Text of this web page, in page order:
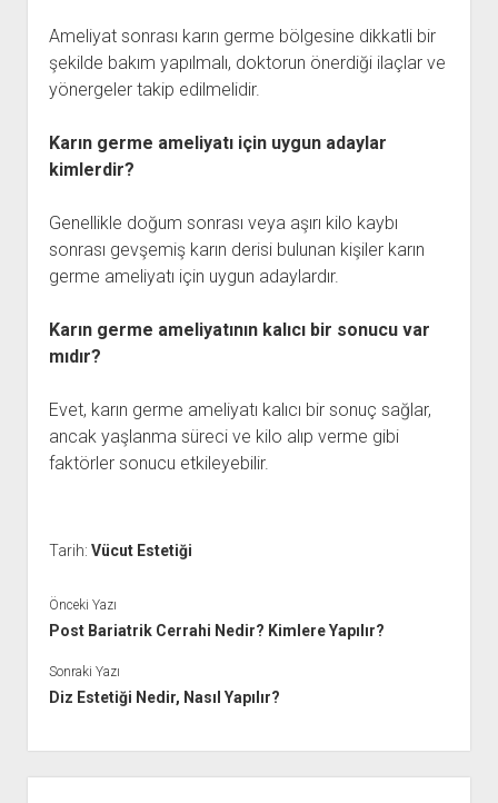
Ameliyat sonrası karın germe bölgesine dikkatli bir
şekilde bakım yapılmalı, doktorun önerdiği ilaçlar ve
yönergeler takip edilmelidir.
Karın germe ameliyatı için uygun adaylar
kimlerdir?
Genellikle doğum sonrası veya aşırı kilo kaybı
sonrası gevşemiş karın derisi bulunan kişiler karın
germe ameliyatı için uygun adaylardır.
Karın germe ameliyatının kalıcı bir sonucu var
mıdır?
Evet, karın germe ameliyatı kalıcı bir sonuç sağlar,
ancak yaşlanma süreci ve kilo alıp verme gibi
faktörler sonucu etkileyebilir.
Tarih: Vücut Estetiği
Önceki Yazı
Post Bariatrik Cerrahi Nedir? Kimlere Yapılır?
Sonraki Yazı
Diz Estetiği Nedir, Nasıl Yapılır?